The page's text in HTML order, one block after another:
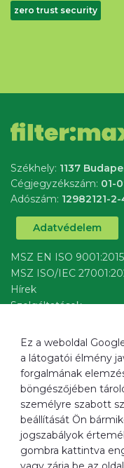
Ez a weboldal
a látogatói élmény
forgalmának
böngészőjében
személyre szabott
beállítását Ön
jogszabályok
gombra kattintva
zero trust security
Székhely: 1137
Cégjegyzékszám: 01-
Adószám: 12982121-2-
Adatvédelem
MSZ EN ISO 9001:2015
MSZ ISO/IEC
Hírek
Szolgáltatások
Cím
Email
Telefon
Weboldal